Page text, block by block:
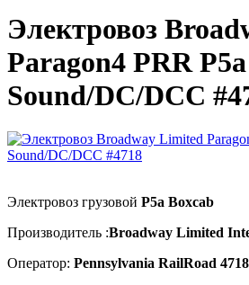
Электровоз
Paragon4 PRR P5a
Sound/DC/DCC
Электровоз грузовой P5a Boxcab
Производитель :Broadway Limited
Оператор: Pennsylvania RailRoad 4718